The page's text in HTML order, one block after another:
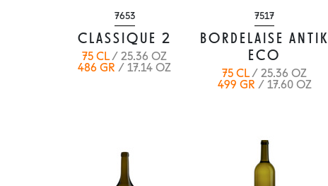
7653
CLASSIQUE 2
75 CL/ 25.36 OZ
486 GR / 17.14 OZ
7517
BORDELAISE ANTIK
ECO
75 CL/ 25.36 OZ
499 GR / 17.60 OZ